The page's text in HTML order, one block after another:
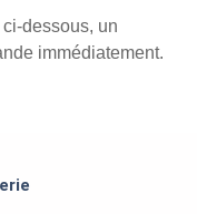
dessous, un
immédiatement.